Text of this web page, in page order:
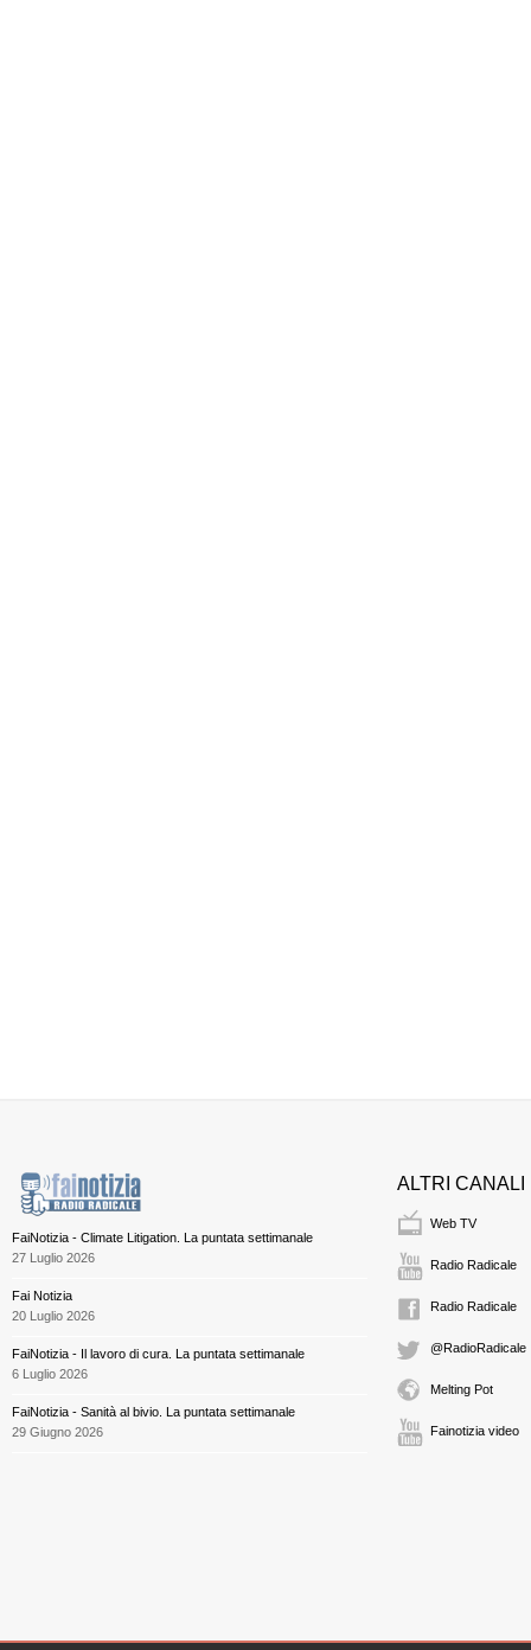
FaiNotizia - Climate Litigation. La puntata settimanale
27 Luglio 2026
Fai Notizia
20 Luglio 2026
FaiNotizia - Il lavoro di cura. La puntata settimanale
6 Luglio 2026
FaiNotizia - Sanità al bivio. La puntata settimanale
29 Giugno 2026
ALTRI CANALI
Web TV
Radio Radicale
Radio Radicale
@RadioRadicale
Melting Pot
Fainotizia video